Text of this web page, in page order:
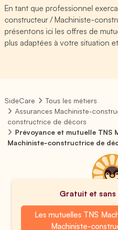
En tant que professionnel
constructeur / Machiniste-
présentons ici les offres de
plus adaptées à votre situation
SideCare
Tous les métiers
Assurances Machiniste-
constructrice de décors
Prévoyance et mutuelle
Machiniste-constructrice de
Gratuit et sans
Les mutuelles TNS
Machiniste-